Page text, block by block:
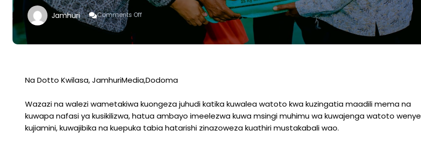
Jamhuri Comments Off
Ya
Siku
Mtoto
Wa
Afrika
Na Dotto Kwilasa, JamhuriMedia,Dodoma
Wazazi na walezi wametakiwa kuongeza juhudi katika kuwalea watoto kwa kuzingatia maadili mema na
kuwapa nafasi ya kusikilizwa, hatua ambayo imeelezwa kuwa msingi muhimu wa kuwajenga watoto wenye
kujiamini, kuwajibika na kuepuka tabia hatarishi zinazoweza kuathiri mustakabali wao.